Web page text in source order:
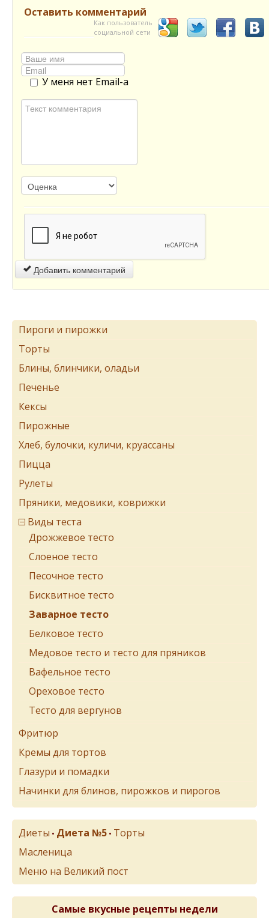
Оставить комментарий
Как пользователь
социальной сети
У меня нет Email-а
Добавить комментарий
Пироги и пирожки
Торты
Блины, блинчики, оладьи
Печенье
Кексы
Пирожные
Хлеб, булочки, куличи, круассаны
Пицца
Рулеты
Пряники, медовики, коврижки
Виды теста
Дрожжевое тесто
Cлоеное тесто
Песочное тесто
Бисквитное тесто
Заварное тесто
Белковое тесто
Медовое тесто и тесто для пряников
Вафельное тесто
Ореховое тесто
Тесто для вергунов
Фритюр
Кремы для тортов
Глазури и помадки
Начинки для блинов, пирожков и пирогов
Диеты • Диета №5 • Торты
Масленица
Меню на Великий пост
Самые вкусные рецепты недели